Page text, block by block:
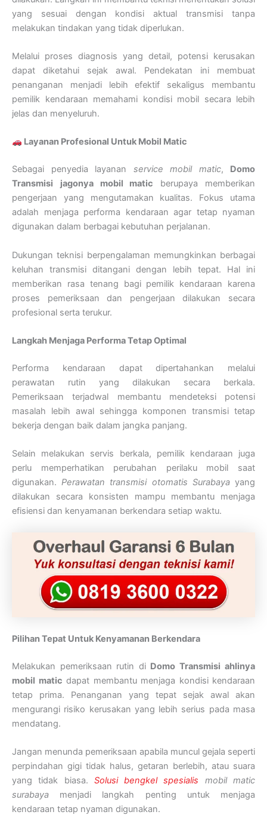
yang sesuai dengan kondisi aktual transmisi tanpa
melakukan tindakan yang tidak diperlukan.
Melalui proses diagnosis yang detail, potensi kerusakan
dapat diketahui sejak awal. Pendekatan ini membuat
penanganan menjadi lebih efektif sekaligus membantu
pemilik kendaraan memahami kondisi mobil secara lebih
jelas dan menyeluruh.
Layanan Profesional Untuk Mobil Matic
Sebagai penyedia layanan service mobil matic, Domo
Transmisi
jagonya mobil matic berupaya memberikan
pengerjaan yang mengutamakan kualitas. Fokus utama
adalah menjaga performa kendaraan agar tetap nyaman
digunakan dalam berbagai kebutuhan perjalanan.
Dukungan teknisi berpengalaman memungkinkan berbagai
keluhan transmisi ditangani dengan lebih tepat. Hal ini
memberikan rasa tenang bagi pemilik kendaraan karena
proses pemeriksaan dan pengerjaan dilakukan secara
profesional serta terukur.
Langkah Menjaga Performa Tetap Optimal
Performa kendaraan dapat dipertahankan melalui
perawatan rutin yang dilakukan secara berkala.
Pemeriksaan terjadwal membantu mendeteksi potensi
masalah lebih awal sehingga komponen transmisi tetap
bekerja dengan baik dalam jangka panjang.
Selain melakukan servis berkala, pemilik kendaraan juga
perlu memperhatikan perubahan perilaku mobil saat
digunakan.Perawatan transmisi otomatis Surabayayang
dilakukan secara konsisten mampu membantu menjaga
efisiensi dan kenyamanan berkendara setiap waktu.
Pilihan Tepat Untuk Kenyamanan Berkendara
Melakukan pemeriksaan rutin di Domo Transmisi ahlinya
mobil matic dapat membantu menjaga kondisi kendaraan
tetap prima. Penanganan yang tepat sejak awal akan
mengurangi risiko kerusakan yang lebih serius pada masa
mendatang.
Jangan menunda pemeriksaan apabila muncul gejala seperti
perpindahan gigi tidak halus, getaran berlebih, atau suara
yang tidak biasa. Solusi bengkel spesialis mobil matic
surabaya menjadi langkah penting untuk menjaga
kendaraan tetap nyaman digunakan.